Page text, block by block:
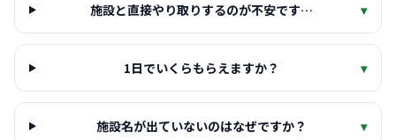
施設と直接やり取りするのが不安です… ▾
1日でいくらもらえますか？ ▾
施設名が出ていないのはなぜですか？ ▾